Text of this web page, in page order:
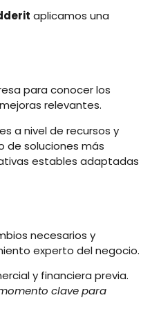
aplicamos una
para conocer los
relevantes.
a nivel de recursos y
de soluciones más
estables adaptadas
necesarios y
experto del negocio.
y financiera previa.
clave para